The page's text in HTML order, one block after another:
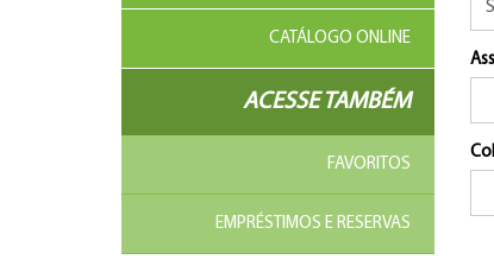
CATÁLOGO ONLINE
ACESSE TAMBÉM
FAVORITOS
EMPRÉSTIMOS E RESERVAS